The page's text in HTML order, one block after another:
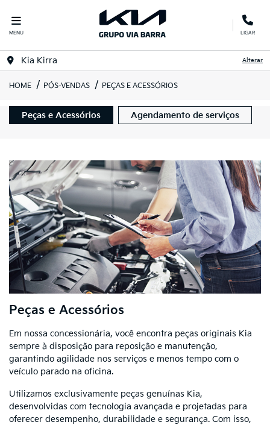
MENU LIGAR
Kia Kirra Alterar
HOME PÓS-VENDAS PEÇAS E ACESSÓRIOS
Peças e Acessórios Agendamento de serviços
Peças e Acessórios
Em nossa concessionária, você encontra peças originais Kia
sempre à disposição para reposição e manutenção,
garantindo agilidade nos serviços e menos tempo com o
veículo parado na oficina.
Utilizamos exclusivamente peças genuínas Kia,
desenvolvidas com tecnologia avançada e projetadas para
oferecer desempenho, durabilidade e segurança. Com isso,